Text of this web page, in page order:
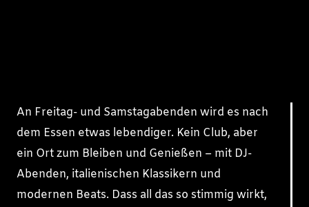
An Freitag- und Samstagabenden wird es nach
dem Essen etwas lebendiger. Kein Club, aber
ein Ort zum Bleiben und Genießen – mit DJ-
Abenden, italienischen Klassikern und
modernen Beats. Dass all das so stimmig wirkt,